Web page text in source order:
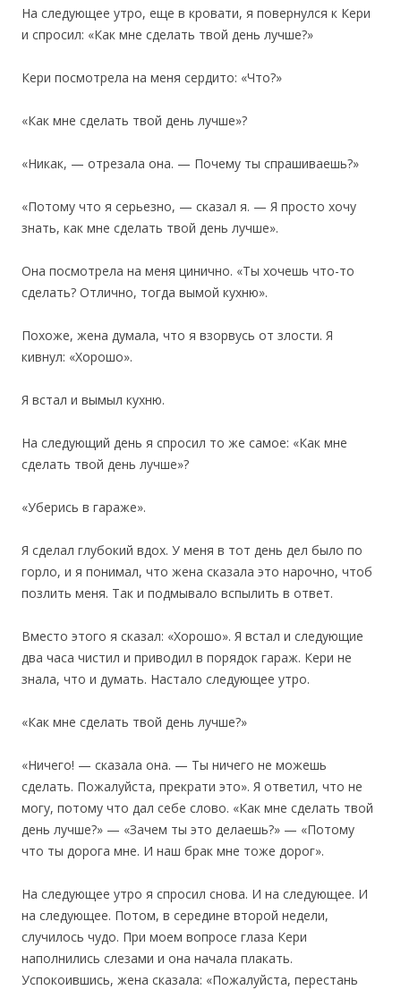
На следующее утро, еще в кровати, я повернулся к Кери
и спросил: «Как мне сделать твой день лучше?»
Кери посмотрела на меня сердито: «Что?»
«Как мне сделать твой день лучше»?
«Никак, — отрезала она. — Почему ты спрашиваешь?»
«Потому что я серьезно, — сказал я. — Я просто хочу
знать, как мне сделать твой день лучше».
Она посмотрела на меня цинично. «Ты хочешь что-то
сделать? Отлично, тогда вымой кухню».
Похоже, жена думала, что я взорвусь от злости. Я
кивнул: «Хорошо».
Я встал и вымыл кухню.
На следующий день я спросил то же самое: «Как мне
сделать твой день лучше»?
«Уберись в гараже».
Я сделал глубокий вдох. У меня в тот день дел было по
горло, и я понимал, что жена сказала это нарочно, чтоб
позлить меня. Так и подмывало вспылить в ответ.
Вместо этого я сказал: «Хорошо». Я встал и следующие
два часа чистил и приводил в порядок гараж. Кери не
знала, что и думать. Настало следующее утро.
«Как мне сделать твой день лучше?»
«Ничего! — сказала она. — Ты ничего не можешь
сделать. Пожалуйста, прекрати это». Я ответил, что не
могу, потому что дал себе слово. «Как мне сделать твой
день лучше?» — «Зачем ты это делаешь?» — «Потому
что ты дорога мне. И наш брак мне тоже дорог».
На следующее утро я спросил снова. И на следующее. И
на следующее. Потом, в середине второй недели,
случилось чудо. При моем вопросе глаза Кери
наполнились слезами и она начала плакать.
Успокоившись, жена сказала: «Пожалуйста, перестань